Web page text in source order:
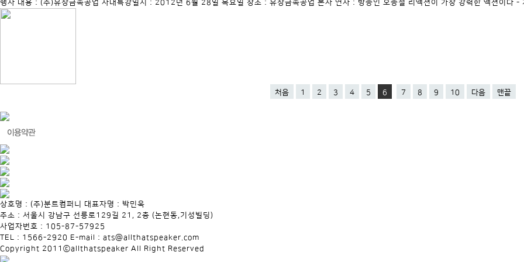
행사 내용 : (주)유창금속공업 사내특강일시 : 2012년 6월 28일 목요일 장소 : 유창금속공업 본사 연사 : 방송인 오종철 리액션이 가장 강력한 액션이다 -
처음 1 2 3 4 5 6 7 8 9 10 다음 맨끝
상호명 : (주)분트컴퍼니 대표자명 : 박민욱
주소 : 서울시 강남구 선릉로129길 21, 2층 (논현동,기성빌딩)
사업자번호 : 105-87-57925
TEL : 1566-2920 E-mail : ats@allthatspeaker.com
Copyright 2011ⓒallthatspeaker All Right Reserved